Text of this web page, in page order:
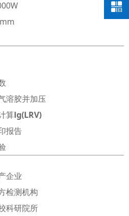
溶胶并加压
算lg(LRV)
报告
企业
检测机构
科研院所